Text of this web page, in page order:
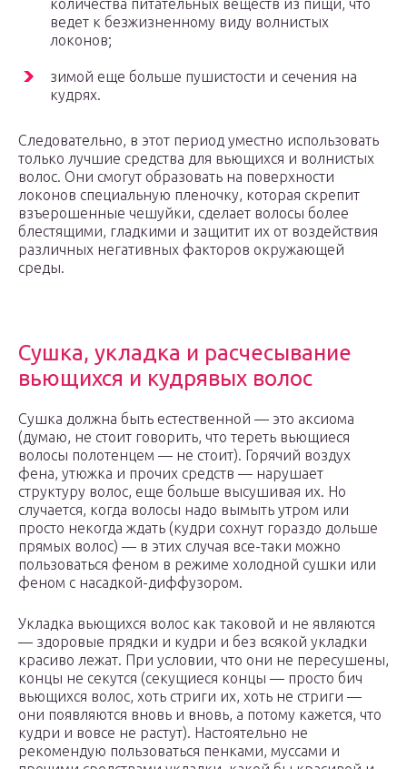
количества питательных веществ из пищи, что
ведет к безжизненному виду волнистых
локонов;
зимой еще больше пушистости и сечения на
кудрях.
Следовательно, в этот период уместно использовать
только лучшие средства для вьющихся и волнистых
волос. Они смогут образовать на поверхности
локонов специальную пленочку, которая скрепит
взъерошенные чешуйки, сделает волосы более
блестящими, гладкими и защитит их от воздействия
различных негативных факторов окружающей
среды.
Сушка, укладка и расчесывание
вьющихся и кудрявых волос
Сушка должна быть естественной — это аксиома
(думаю, не стоит говорить, что тереть вьющиеся
волосы полотенцем — не стоит). Горячий воздух
фена, утюжка и прочих средств — нарушает
структуру волос, еще больше высушивая их. Но
случается, когда волосы надо вымыть утром или
просто некогда ждать (кудри сохнут гораздо дольше
прямых волос) — в этих случая все-таки можно
пользоваться феном в режиме холодной сушки или
феном с насадкой-диффузором.
Укладка вьющихся волос как таковой и не являются
— здоровые прядки и кудри и без всякой укладки
красиво лежат. При условии, что они не пересушены,
концы не секутся (секущиеся концы — просто бич
вьющихся волос, хоть стриги их, хоть не стриги —
они появляются вновь и вновь, а потому кажется, что
кудри и вовсе не растут). Настоятельно не
рекомендую пользоваться пенками, муссами и